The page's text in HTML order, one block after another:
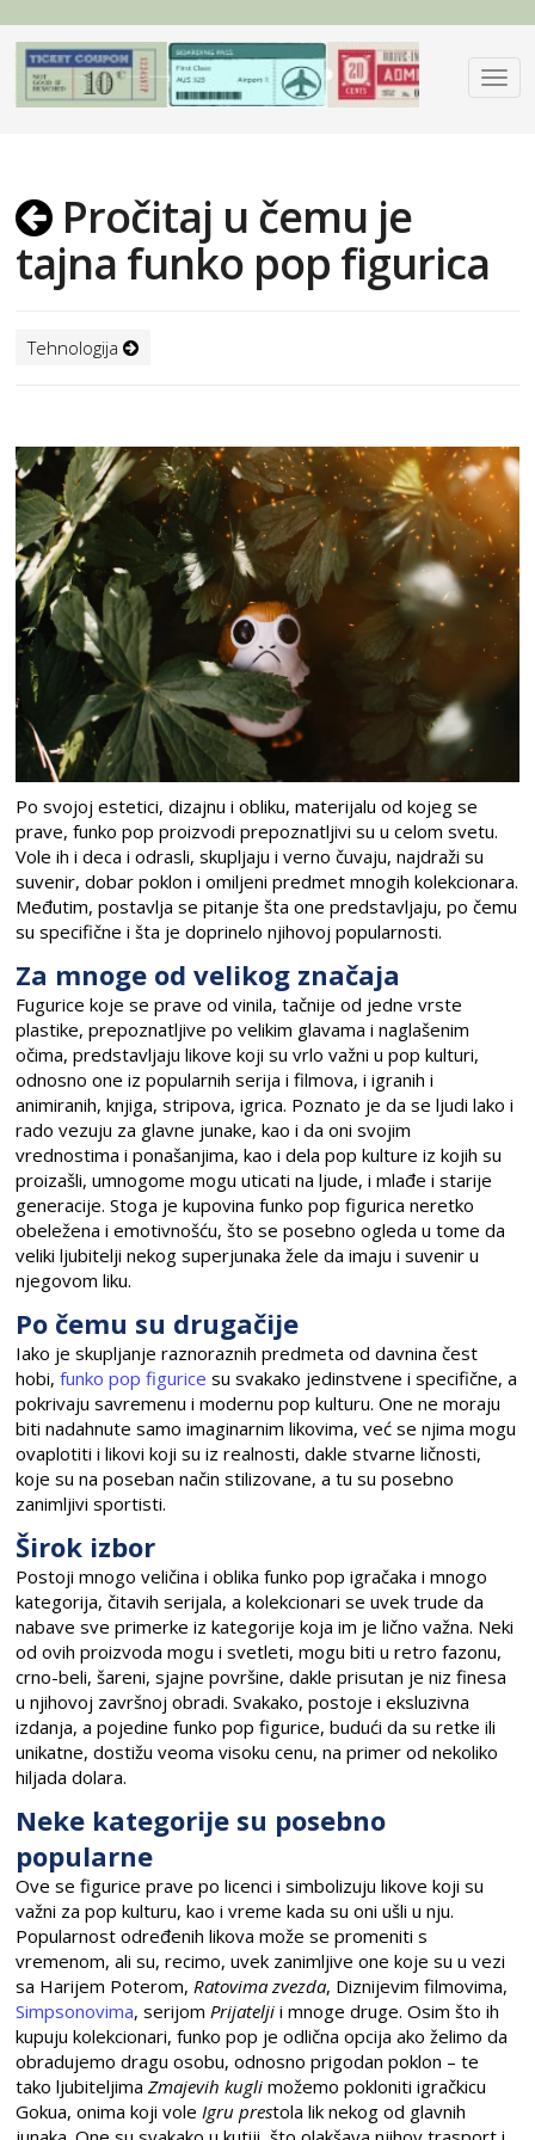
Pročitaj u čemu je
tajna funko pop figurica
Tehnologija
Po svojoj estetici, dizajnu i obliku, materijalu od kojeg se
prave, funko pop proizvodi prepoznatljivi su u celom svetu.
Vole ih i deca i odrasli, skupljaju i verno čuvaju, najdraži su
suvenir, dobar poklon i omiljeni predmet mnogih kolekcionara.
Međutim, postavlja se pitanje šta one predstavljaju, po čemu
su specifične i šta je doprinelo njihovoj popularnosti.
Za mnoge od velikog značaja
Fugurice koje se prave od vinila, tačnije od jedne vrste
plastike, prepoznatljive po velikim glavama i naglašenim
očima, predstavljaju likove koji su vrlo važni u pop kulturi,
odnosno one iz popularnih serija i filmova, i igranih i
animiranih, knjiga, stripova, igrica. Poznato je da se ljudi lako i
rado vezuju za glavne junake, kao i da oni svojim
vrednostima i ponašanjima, kao i dela pop kulture iz kojih su
proizašli, umnogome mogu uticati na ljude, i mlađe i starije
generacije. Stoga je kupovina funko pop figurica neretko
obeležena i emotivnošću, što se posebno ogleda u tome da
veliki ljubitelji nekog superjunaka žele da imaju i suvenir u
njegovom liku.
Po čemu su drugačije
Iako je skupljanje raznoraznih predmeta od davnina čest
hobi,funko pop figurice su svakako jedinstvene i specifične, a
pokrivaju savremenu i modernu pop kulturu. One ne moraju
biti nadahnute samo imaginarnim likovima, već se njima mogu
ovaplotiti i likovi koji su iz realnosti, dakle stvarne ličnosti,
koje su na poseban način stilizovane, a tu su posebno
zanimljivi sportisti.
Širok izbor
Postoji mnogo veličina i oblika funko pop igračaka i mnogo
kategorija, čitavih serijala, a kolekcionari se uvek trude da
nabave sve primerke iz kategorije koja im je lično važna. Neki
od ovih proizvoda mogu i svetleti, mogu biti u retro fazonu,
crno-beli, šareni, sjajne površine, dakle prisutan je niz finesa
u njihovoj završnoj obradi. Svakako, postoje i eksluzivna
izdanja, a pojedine funko pop figurice, budući da su retke ili
unikatne, dostižu veoma visoku cenu, na primer od nekoliko
hiljada dolara.
Neke kategorije su posebno
popularne
Ove se figurice prave po licenci i simbolizuju likove koji su
važni za pop kulturu, kao i vreme kada su oni ušli u nju.
Popularnost određenih likova može se promeniti s
vremenom, ali su, recimo, uvek zanimljive one koje su u vezi
sa Harijem Poterom, Ratovima zvezda, Diznijevim filmovima,
Simpsonovima, serijom Prijatelji i mnoge druge. Osim što ih
kupuju kolekcionari, funko pop je odlična opcija ako želimo da
obradujemo dragu osobu, odnosno prigodan poklon – te
tako ljubiteljimaZmajevih kugli možemo pokloniti igračkicu
Gokua, onima koji vole Igru prestola lik nekog od glavnih